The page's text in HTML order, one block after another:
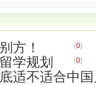
方！ (0)
学规划 (0)
适不适合中